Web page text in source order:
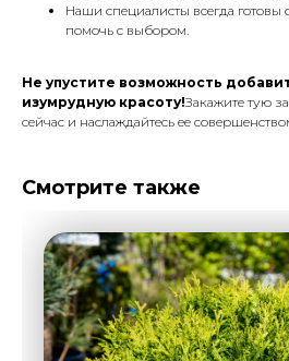
Наши специалисты всегда готовы
помочь с выбором.
Не упустите возможность
изумрудную красоту!Закажите тую
сейчас и наслаждайтесь ее
Смотрите также